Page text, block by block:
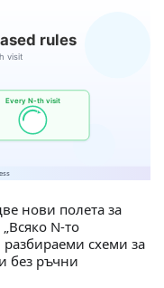
нови полета за
N‑то
разбираеми схеми за
без ръчни